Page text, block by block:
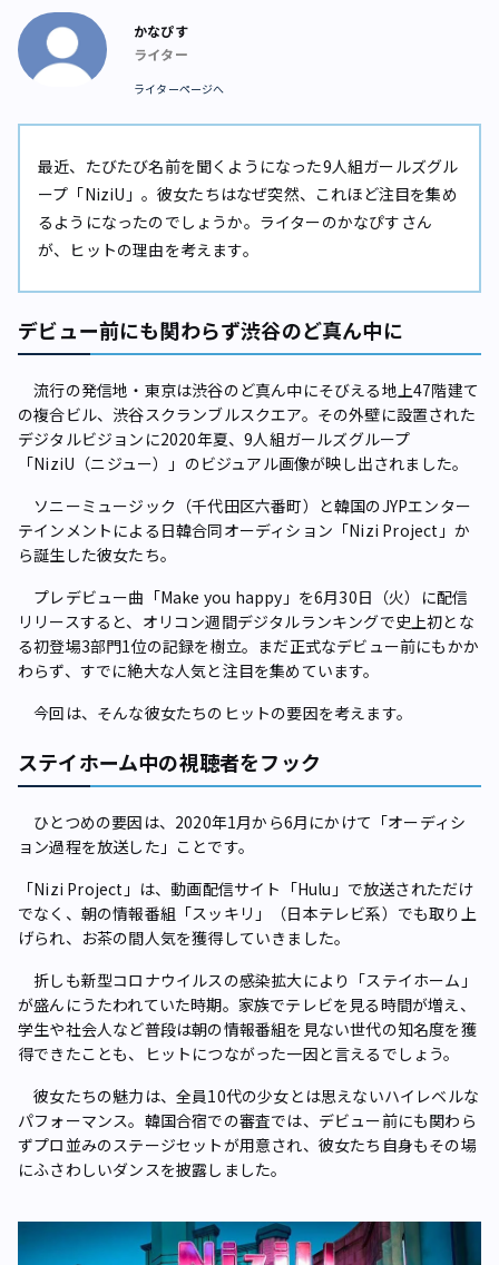
かなぴす
ライター
ライターページへ
最近、たびたび名前を聞くようになった9人組ガールズグル
ープ「NiziU」。彼女たちはなぜ突然、これほど注目を集め
るようになったのでしょうか。ライターのかなぴすさん
が、ヒットの理由を考えます。
デビュー前にも関わらず渋谷のど真ん中に
流行の発信地・東京は渋谷のど真ん中にそびえる地上47階建て
の複合ビル、渋谷スクランブルスクエア。その外壁に設置された
デジタルビジョンに2020年夏、9人組ガールズグループ
「NiziU（ニジュー）」のビジュアル画像が映し出されました。
ソニーミュージック（千代田区六番町）と韓国のJYPエンター
テインメントによる日韓合同オーディション「Nizi Project」か
ら誕生した彼女たち。
プレデビュー曲「Make you happy」を6月30日（火）に配信
リリースすると、オリコン週間デジタルランキングで史上初とな
る初登場3部門1位の記録を樹立。まだ正式なデビュー前にもかか
わらず、すでに絶大な人気と注目を集めています。
今回は、そんな彼女たちのヒットの要因を考えます。
ステイホーム中の視聴者をフック
ひとつめの要因は、2020年1月から6月にかけて「オーディシ
ョン過程を放送した」ことです。
「Nizi Project」は、動画配信サイト「Hulu」で放送されただけ
でなく、朝の情報番組「スッキリ」（日本テレビ系）でも取り上
げられ、お茶の間人気を獲得していきました。
折しも新型コロナウイルスの感染拡大により「ステイホーム」
が盛んにうたわれていた時期。家族でテレビを見る時間が増え、
学生や社会人など普段は朝の情報番組を見ない世代の知名度を獲
得できたことも、ヒットにつながった一因と言えるでしょう。
彼女たちの魅力は、全員10代の少女とは思えないハイレベルな
パフォーマンス。韓国合宿での審査では、デビュー前にも関わら
ずプロ並みのステージセットが用意され、彼女たち自身もその場
にふさわしいダンスを披露しました。